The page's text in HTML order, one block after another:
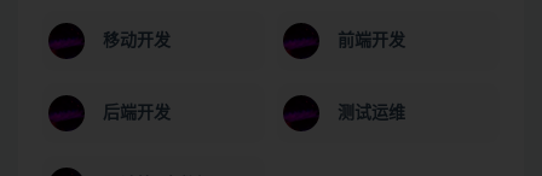
移动开发 前端开发
后端开发 测试运维